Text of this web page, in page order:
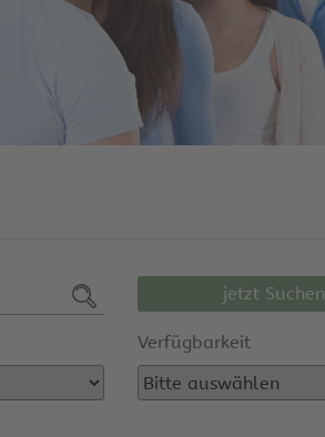
jetzt Suchen
Verfügbarkeit